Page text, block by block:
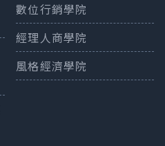
數位行銷學院
經理人商學院
風格經濟學院